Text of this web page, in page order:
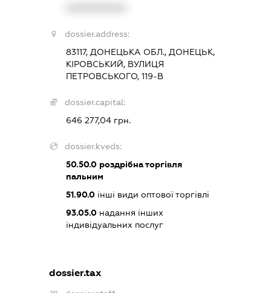
dossier.address:
83117, ДОНЕЦЬКА ОБЛ., ДОНЕЦЬК,
КІРОВСЬКИЙ, ВУЛИЦЯ
ПЕТРОВСЬКОГО, 119-В
dossier.capital:
646 277,04 грн.
dossier.kveds:
50.50.0 роздрібна торгівля
пальним
51.90.0 інші види оптової торгівлі
93.05.0 надання інших
індивідуальних послуг
dossier.tax